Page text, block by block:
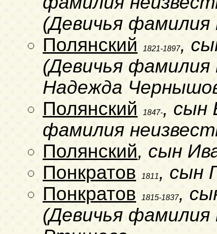
(Девичья фамилия
Полянский
1821-1897,
(Девичья фамилия
Надежда
Полянский
1847-, сын
фамилия
Полянский, сын
Понкратов
1811, сын
Понкратов
1815-1837,
(Девичья фамилия